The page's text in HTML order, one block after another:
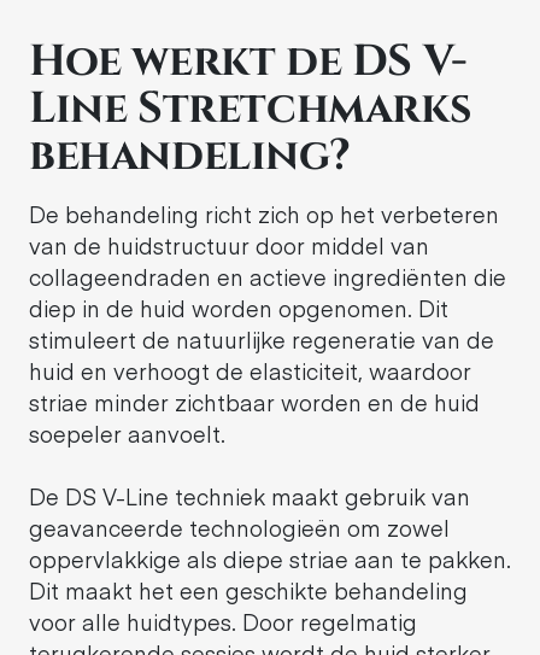
Hoe werkt de DS V-
Line Stretchmarks
behandeling?
De behandeling richt zich op het verbeteren
van de huidstructuur door middel van
collageendraden en actieve ingrediënten die
diep in de huid worden opgenomen. Dit
stimuleert de natuurlijke regeneratie van de
huid en verhoogt de elasticiteit, waardoor
striae minder zichtbaar worden en de huid
soepeler aanvoelt.
De DS V-Line techniek maakt gebruik van
geavanceerde technologieën om zowel
oppervlakkige als diepe striae aan te pakken.
Dit maakt het een geschikte behandeling
voor alle huidtypes. Door regelmatig